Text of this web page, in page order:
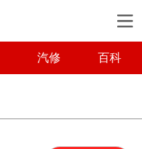
汽修 百科